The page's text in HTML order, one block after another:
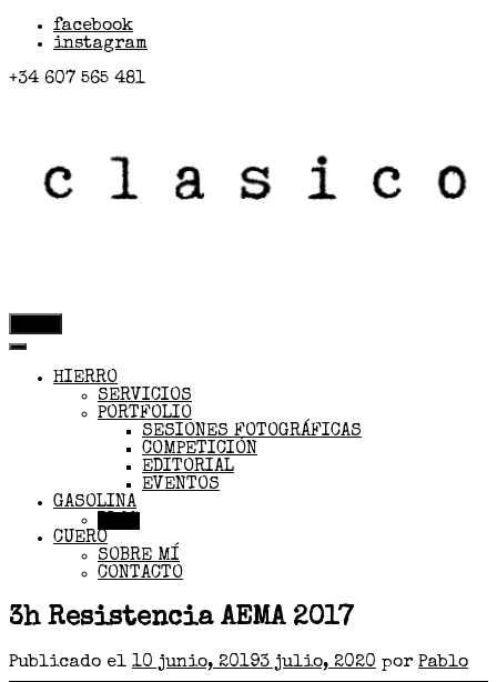
facebook
instagram
+34 607 565 481
HIERRO
SERVICIOS
PORTFOLIO
SESIONES FOTOGRÁFICAS
COMPETICIÓN
EDITORIAL
EVENTOS
GASOLINA
CUERO
SOBRE MÍ
CONTACTO
3h Resistencia AEMA 2017
Publicado el 10 junio, 20193 julio, 2020 por Pablo